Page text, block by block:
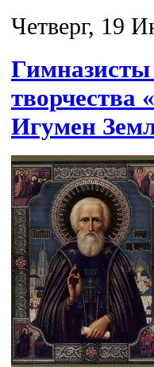
Чебаненко Глеб стал
областных
Четверг, 19
Гимназисты
творчества
Игумен